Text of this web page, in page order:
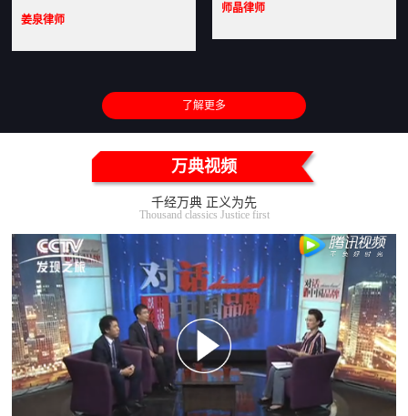
姜泉律师
师晶律师
了解更多
万典视频
千经万典 正义为先
Thousand classics Justice first